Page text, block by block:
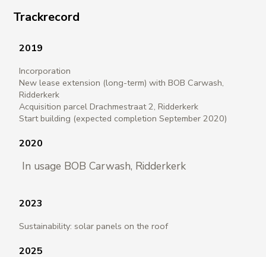
Trackrecord
2019
Incorporation
New lease extension (long-term) with BOB Carwash,
Ridderkerk
Acquisition parcel Drachmestraat 2, Ridderkerk
Start building (expected completion September 2020)
2020
In usage BOB Carwash, Ridderkerk
2023
Sustainability: solar panels on the roof
2025